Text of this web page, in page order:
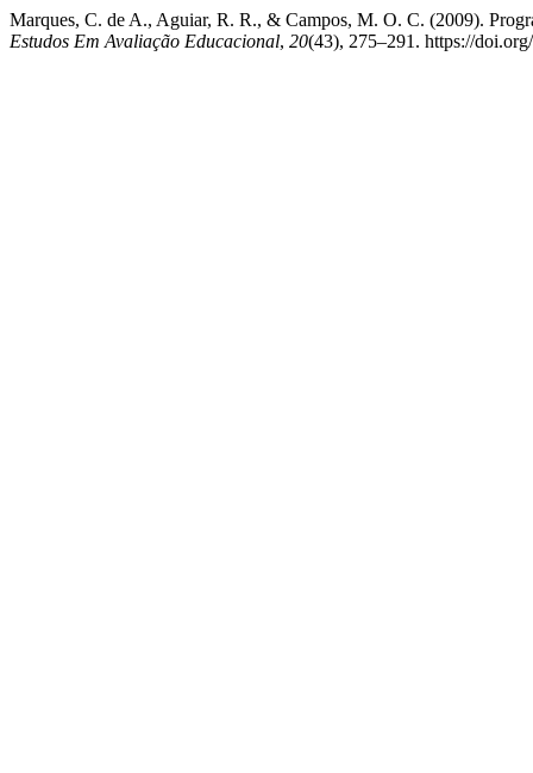
Marques, C. de A., Aguiar, R. R., & Campos, M. O. C. (2009).
Estudos Em Avaliação Educacional, 20(43), 275–291. https://